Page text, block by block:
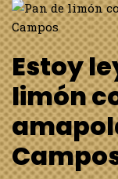
Estoy
limón